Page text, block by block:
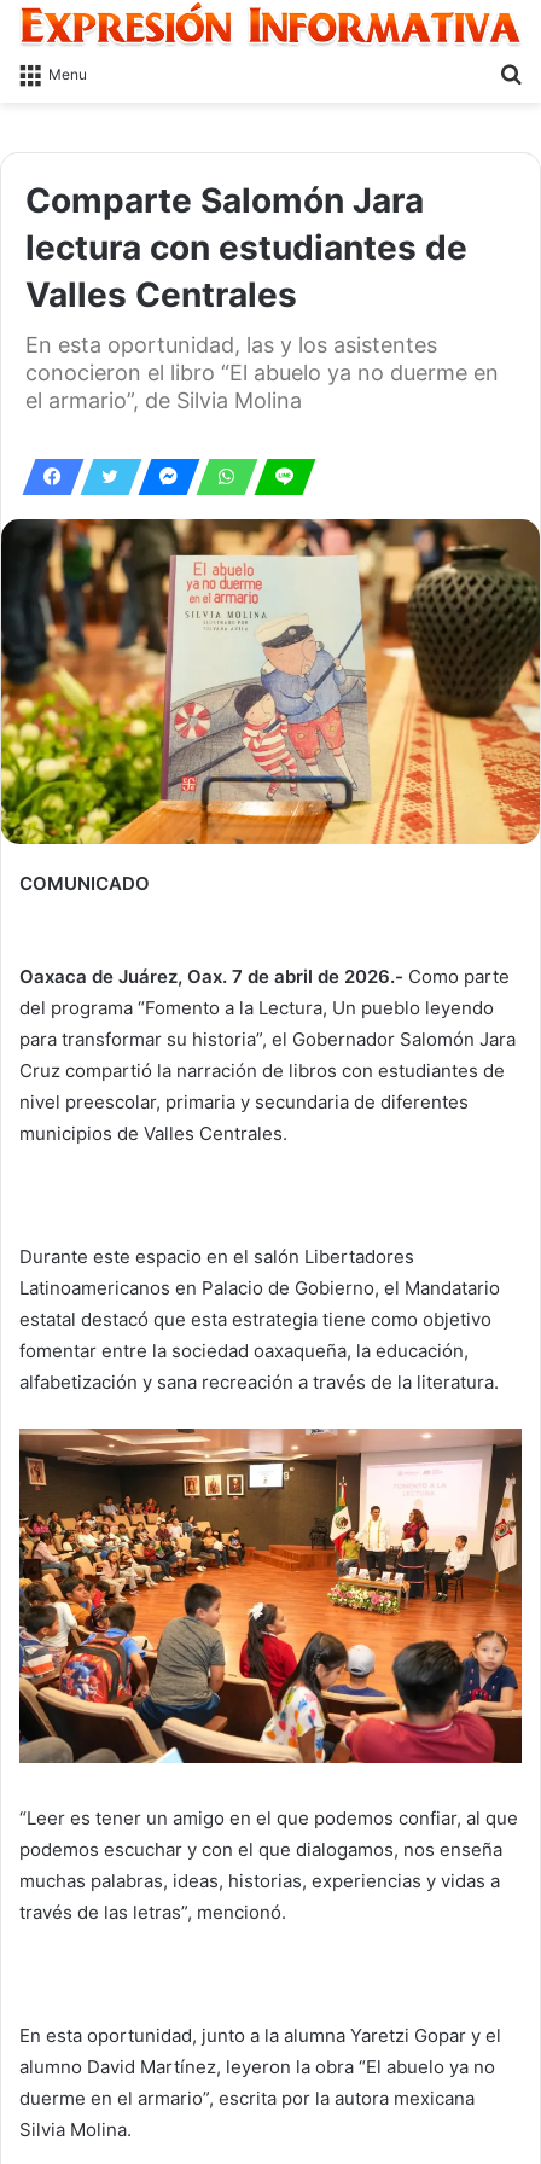
Menu
Comparte Salomón Jara
lectura con estudiantes de
Valles Centrales
En esta oportunidad, las y los asistentes
conocieron el libro “El abuelo ya no duerme en
el armario”, de Silvia Molina
COMUNICADO
Oaxaca de Juárez, Oax. 7 de abril de 2026.- Como parte
del programa “Fomento a la Lectura, Un pueblo leyendo
para transformar su historia”, el Gobernador Salomón Jara
Cruz compartió la narración de libros con estudiantes de
nivel preescolar, primaria y secundaria de diferentes
municipios de Valles Centrales.
Durante este espacio en el salón Libertadores
Latinoamericanos en Palacio de Gobierno, el Mandatario
estatal destacó que esta estrategia tiene como objetivo
fomentar entre la sociedad oaxaqueña, la educación,
alfabetización y sana recreación a través de la literatura.
“Leer es tener un amigo en el que podemos confiar, al que
podemos escuchar y con el que dialogamos, nos enseña
muchas palabras, ideas, historias, experiencias y vidas a
través de las letras”, mencionó.
En esta oportunidad, junto a la alumna Yaretzi Gopar y el
alumno David Martínez, leyeron la obra “El abuelo ya no
duerme en el armario”, escrita por la autora mexicana
Silvia Molina.